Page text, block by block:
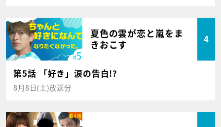
夏色の雲が恋と嵐をま
きおこす
4
第5話 「好き」涙の告白!?
8月8日(土)放送分